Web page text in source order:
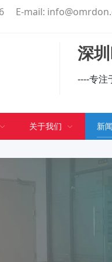
E-mail:
深
----专注
关于我们 新闻